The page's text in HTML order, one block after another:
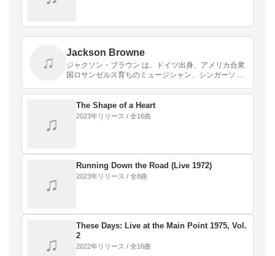
♫
Jackson Browne
ジャクソン・ブラウン は、ドイツ出身、アメリカ合衆
国ロサンゼルス育ちのミュージシャン、シンガーソン
♫
The Shape of a Heart
2023年リリース / 全16曲
♫
Running Down the Road (Live 1972)
2023年リリース / 全8曲
♫
These Days: Live at the Main Point 1975, Vol.
2
2022年リリース / 全16曲